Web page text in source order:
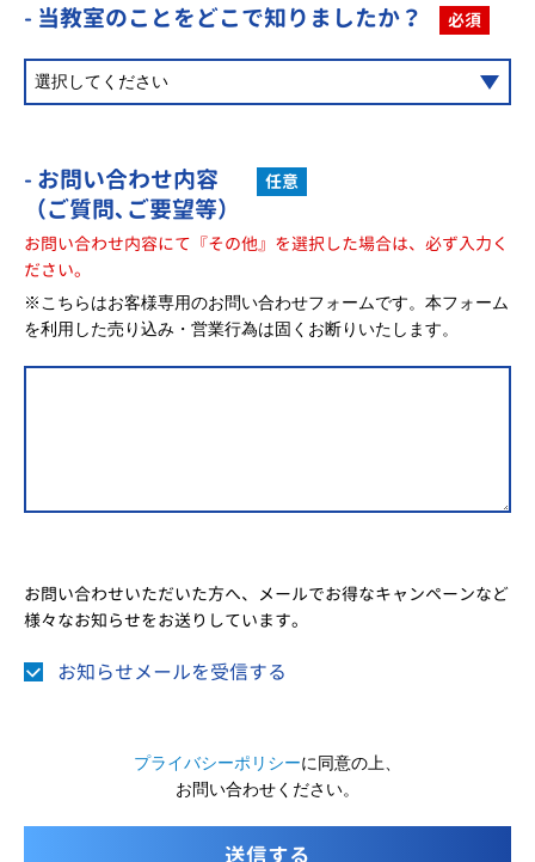
- 当教室のことをどこで知りましたか？ 必須
- お問い合わせ内容
（ご質問､ご要望等）
任意
お問い合わせ内容にて『その他』を選択した場合は、必ず入力く
ださい。
※こちらはお客様専用のお問い合わせフォームです。本フォーム
を利用した売り込み・営業行為は固くお断りいたします。
お問い合わせいただいた方へ、メールでお得なキャンペーンなど
様々なお知らせをお送りしています。
お知らせメールを受信する
プライバシーポリシーに同意の上、
お問い合わせください。